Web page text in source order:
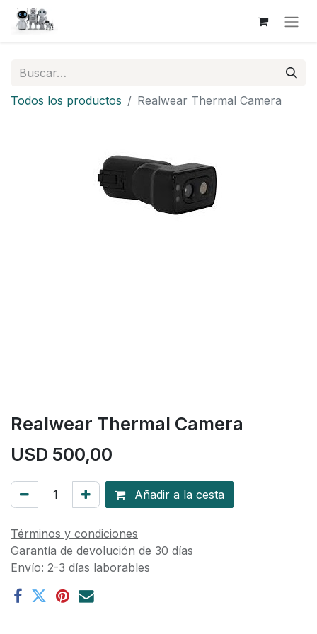
Todos los productos Realwear Thermal Camera
Realwear Thermal Camera
USD 500,00
Añadir a la cesta
Términos y condiciones
Garantía de devolución de 30 días
Envío: 2-3 días laborables